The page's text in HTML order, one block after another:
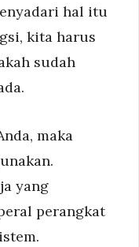
hal itu
kita harus
sudah
maka
yang
perangkat